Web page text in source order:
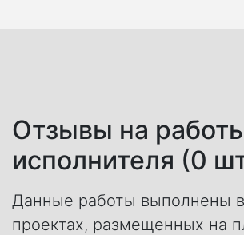
Отзывы на
исполнителя (0
Данные работы выполнены
проектах, размещенных на